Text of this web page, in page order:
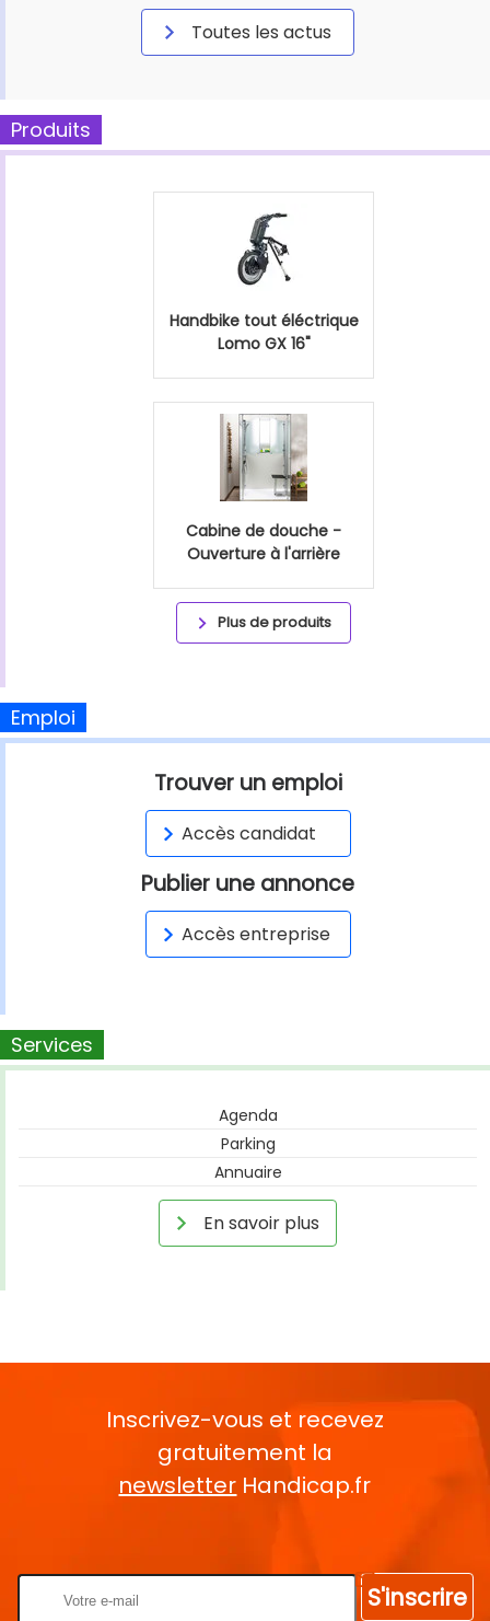
Toutes les actus
Produits
Handbike tout éléctrique
Lomo GX 16"
Cabine de douche -
Ouverture à l'arrière
Plus de produits
Emploi
Trouver un emploi
Accès candidat
Publier une annonce
Accès entreprise
Services
Agenda
Parking
Annuaire
En savoir plus
Inscrivez-vous et recevez
gratuitement la
newsletter Handicap.fr
S'inscrire